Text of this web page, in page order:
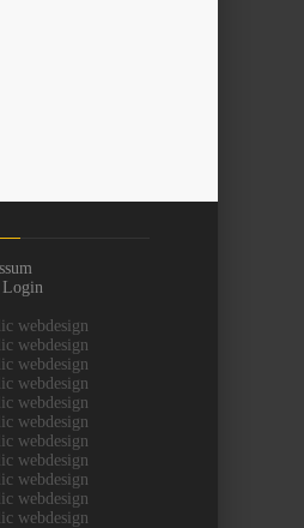
Login